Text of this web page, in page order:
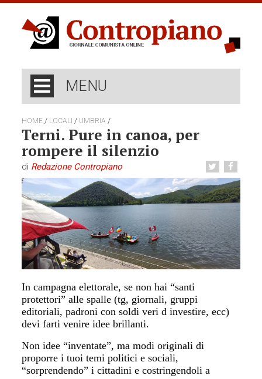
MENU
HOME / LOCALI / UMBRIA /
Terni. Pure in canoa, per
rompere il silenzio
di Redazione Contropiano
In campagna elettorale, se non hai “santi
protettori” alle spalle (tg, giornali, gruppi
editoriali, padroni con soldi veri d investire, ecc)
devi farti venire idee brillanti.
Non idee “inventate”, ma modi originali di
proporre i tuoi temi politici e sociali,
“sorprendendo” i cittadini e costringendoli a